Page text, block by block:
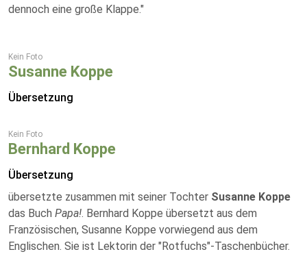
dennoch eine große Klappe."
Kein Foto
Susanne Koppe
Übersetzung
Kein Foto
Bernhard Koppe
Übersetzung
übersetzte zusammen mit seiner Tochter Susanne Koppe
das Buch Papa!. Bernhard Koppe übersetzt aus dem
Französischen, Susanne Koppe vorwiegend aus dem
Englischen. Sie ist Lektorin der "Rotfuchs"-Taschenbücher.